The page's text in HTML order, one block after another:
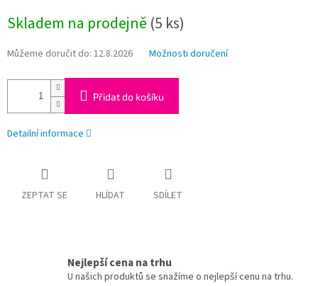
cena:
Skladem na prodejně (5 ks)
Můžeme doručit do: 12.8.2026 Možnosti doručení
Přidat do košíku
Detailní informace
ZEPTAT SE HLÍDAT SDÍLET
Nejlepší cena na trhu
U našich produktů se snažíme o nejlepší cenu na trhu.